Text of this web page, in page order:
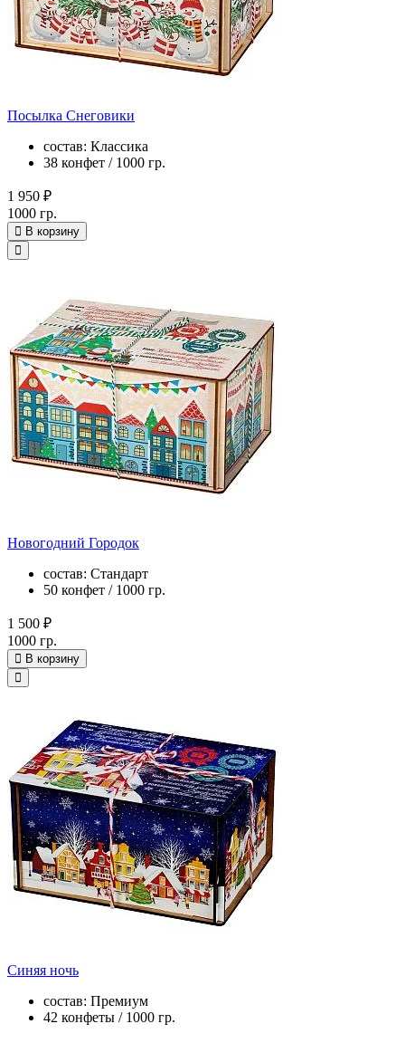
Посылка Снеговики
состав: Классика
38 конфет / 1000 гр.
1 950 ₽
1000 гр.
В корзину
Новогодний Городок
состав: Стандарт
50 конфет / 1000 гр.
1 500 ₽
1000 гр.
В корзину
Синяя ночь
состав: Премиум
42 конфеты / 1000 гр.